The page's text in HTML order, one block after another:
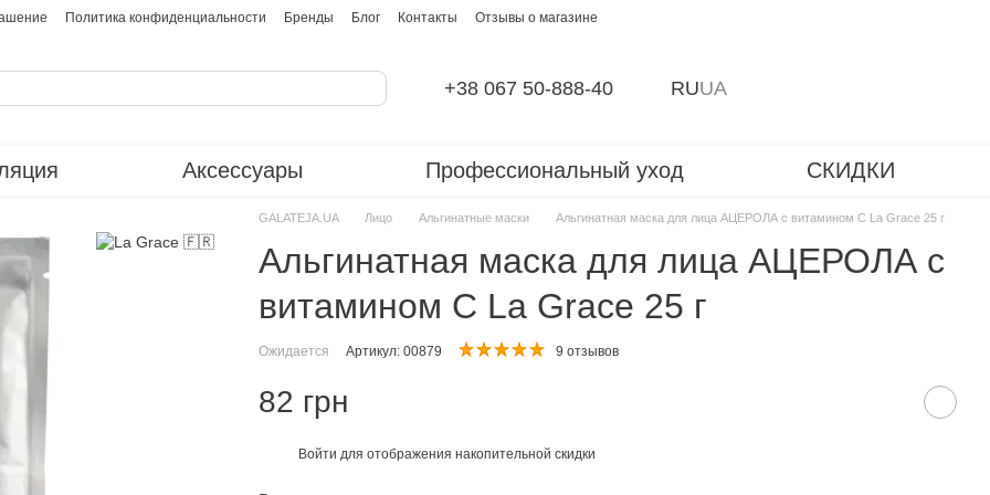
Политика конфиденциальности Бренды Блог Контакты Отзывы о магазине
+38 067 50-888-40 RUUA
Аксессуары Профессиональный уход СКИДКИ
GALATEJA.UA Лицо Альгинатные маски Альгинатная маска для лица АЦЕРОЛА с витамином С La Grace 25 г
Альгинатная маска для лица АЦЕРОЛА с
витамином С La Grace 25 г
Ожидается Артикул: 00879 9 отзывов
82 грн
Войти для отображения накопительной скидки